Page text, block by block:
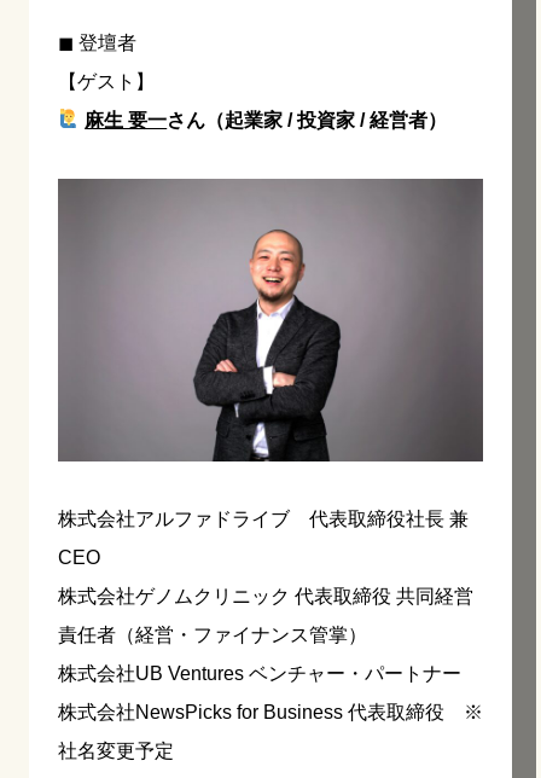
◼︎ 登壇者
【ゲスト】
麻生 要一さん（起業家 / 投資家 / 経営者）
株式会社アルファドライブ 代表取締役社長 兼
CEO
株式会社ゲノムクリニック 代表取締役 共同経営
責任者（経営・ファイナンス管掌）
株式会社UB Ventures ベンチャー・パートナー
株式会社NewsPicks for Business 代表取締役 ※
社名変更予定